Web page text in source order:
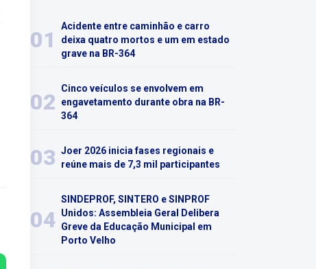
01
Acidente entre caminhão e carro
deixa quatro mortos e um em estado
grave na BR-364
02
Cinco veículos se envolvem em
engavetamento durante obra na BR-
364
03 Joer 2026 inicia fases regionais e
reúne mais de 7,3 mil participantes
04
SINDEPROF, SINTERO e SINPROF
Unidos: Assembleia Geral Delibera
Greve da Educação Municipal em
Porto Velho